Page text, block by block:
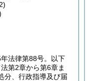
法律第88号。以下
第2章から第6章ま
分、行政指導及び届